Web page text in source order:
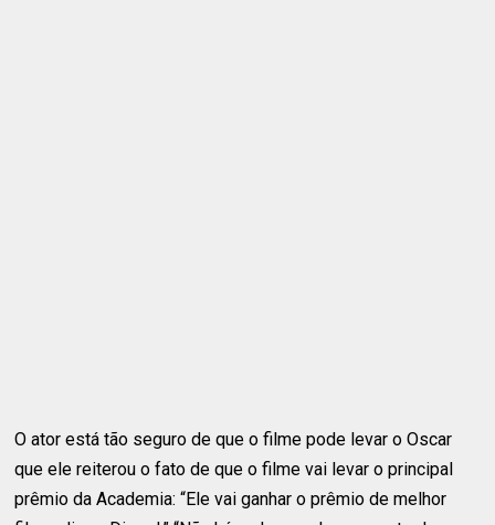
O ator está tão seguro de que o filme pode levar o Oscar
que ele reiterou o fato de que o filme vai levar o principal
prêmio da Academia: “Ele vai ganhar o prêmio de melhor